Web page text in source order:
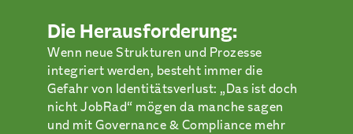
Die Herausforderung:
Wenn neue Strukturen und Prozesse
integriert werden, besteht immer die
Gefahr von Identitätsverlust: „Das ist doch
nicht JobRad“ mögen da manche sagen
und mit Governance & Compliance mehr